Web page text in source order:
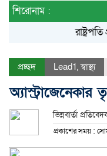
শিরোনাম :
রাষ্ট্রপতি
প্রচ্ছদ Lead1,স্বাস্থ্য
অ্যাস্ট্রাজেনেকার
ভিন্নবার্তা
প্রকাশের সময় :